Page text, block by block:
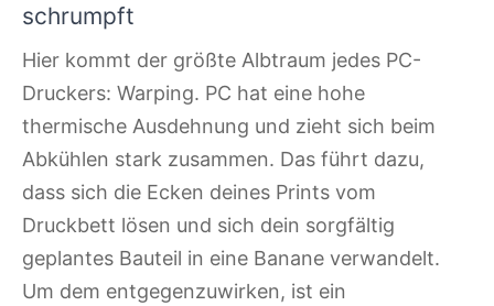
schrumpft
Hier kommt der größte Albtraum jedes PC-
Druckers: Warping. PC hat eine hohe
thermische Ausdehnung und zieht sich beim
Abkühlen stark zusammen. Das führt dazu,
dass sich die Ecken deines Prints vom
Druckbett lösen und sich dein sorgfältig
geplantes Bauteil in eine Banane verwandelt.
Um dem entgegenzuwirken, ist ein